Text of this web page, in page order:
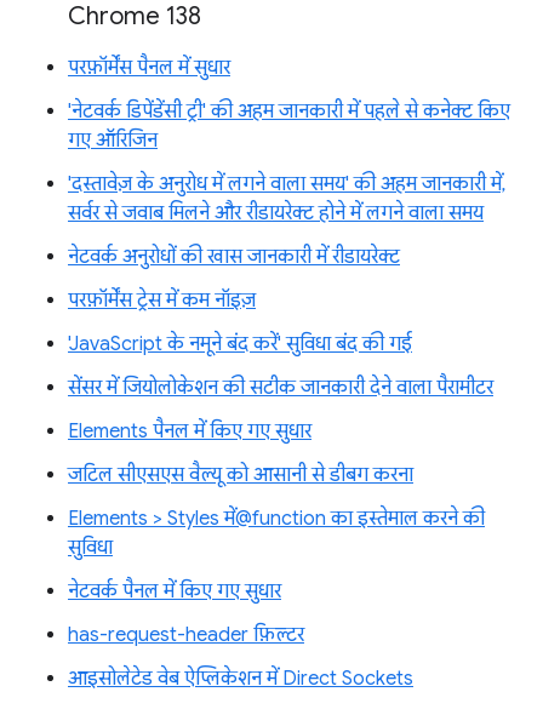
Chrome 138
परफ़ॉर्मेंस पैनल में सुधार
'नेटवर्क डिपेंडेंसी ट्री' की अहम जानकारी में पहले से कनेक्ट किए
गए ऑरिजिन
'दस्तावेज़ के अनुरोध में लगने वाला समय' की अहम जानकारी में,
सर्वर से जवाब मिलने और रीडायरेक्ट होने में लगने वाला समय
नेटवर्क अनुरोधों की खास जानकारी में रीडायरेक्ट
परफ़ॉर्मेंस ट्रेस में कम नॉइज़
'JavaScript के नमूने बंद करें' सुविधा बंद की गई
सेंसर में जियोलोकेशन की सटीक जानकारी देने वाला पैरामीटर
Elements पैनल में किए गए सुधार
जटिल सीएसएस वैल्यू को आसानी से डीबग करना
Elements > Styles में@function का इस्तेमाल करने की
सुविधा
नेटवर्क पैनल में किए गए सुधार
has-request-header फ़िल्टर
आइसोलेटेड वेब ऐप्लिकेशन में Direct Sockets